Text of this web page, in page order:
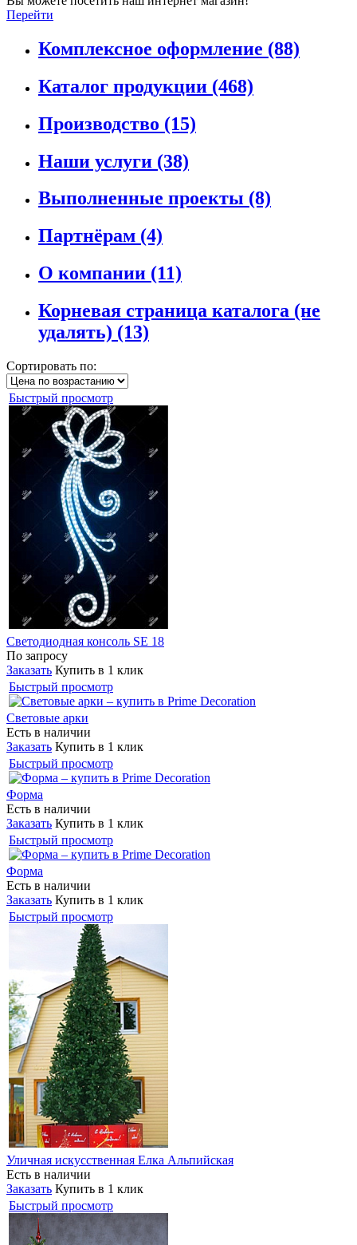
Перейти
Комплексное оформление (88)
Каталог продукции (468)
Производство (15)
Наши услуги (38)
Выполненные проекты (8)
Партнёрам (4)
О компании (11)
Корневая страница каталога (не
удалять) (13)
Сортировать по:
Быстрый просмотр
Светодиодная консоль SE 18
По запросу
Заказать Купить в 1 клик
Быстрый просмотр
Световые арки
Есть в наличии
Заказать Купить в 1 клик
Быстрый просмотр
Форма
Есть в наличии
Заказать Купить в 1 клик
Быстрый просмотр
Форма
Есть в наличии
Заказать Купить в 1 клик
Быстрый просмотр
Уличная искусственная Елка Альпийская
Есть в наличии
Заказать Купить в 1 клик
Быстрый просмотр